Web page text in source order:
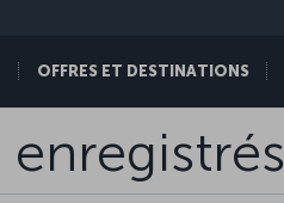
OFFRES ET DESTINATIONS
enregistrés